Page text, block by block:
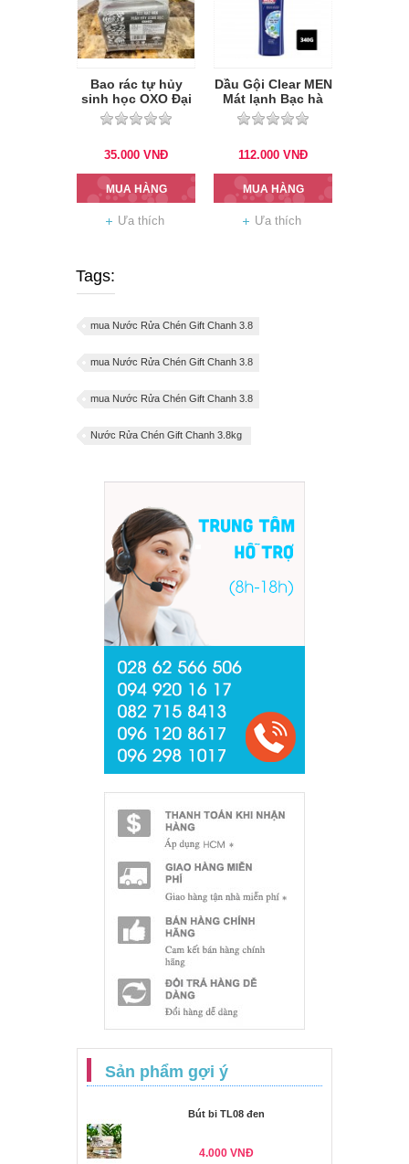
Bao rác tự hủy
sinh học OXO Đại
35.000 VNĐ
MUA HÀNG
Ưa thích
Dầu Gội Clear MEN
Mát lạnh Bạc hà
340g
112.000 VNĐ
MUA HÀNG
Ưa thích
Tags:
mua Nước Rửa Chén Gift Chanh 3.8
mua Nước Rửa Chén Gift Chanh 3.8
mua Nước Rửa Chén Gift Chanh 3.8
Nước Rửa Chén Gift Chanh 3.8kg
Sản phẩm gợi ý
Bút bi TL08 đen
4.000 VNĐ